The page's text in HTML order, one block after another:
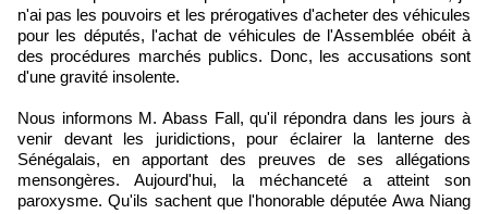
n'ai pas les pouvoirs et les prérogatives d'acheter des véhicules
pour les députés, l'achat de véhicules de l'Assemblée obéit à
des procédures marchés publics. Donc, les accusations sont
d'une gravité insolente.
Nous informons M. Abass Fall, qu'il répondra dans les jours à
venir devant les juridictions, pour éclairer la lanterne des
Sénégalais, en apportant des preuves de ses allégations
mensongères. Aujourd'hui, la méchanceté a atteint son
paroxysme. Qu'ils sachent que l'honorable députée Awa Niang